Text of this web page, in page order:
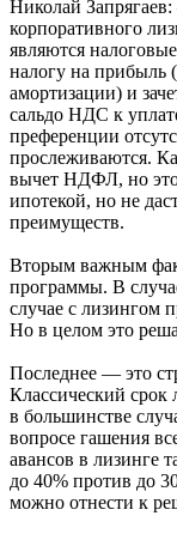
Николай
корпоративного
являются
налогу на прибыль
амортизации) и
сальдо НДС к
преференции
прослеживаются.
вычет НДФЛ, но это
ипотекой, но не
преимуществ.
Вторым важным
программы. В
случае с лизингом
Но в целом это
Последнее — это
Классический срок
в большинстве
вопросе гашения
авансов в лизинге
до 40% против до
можно отнести к